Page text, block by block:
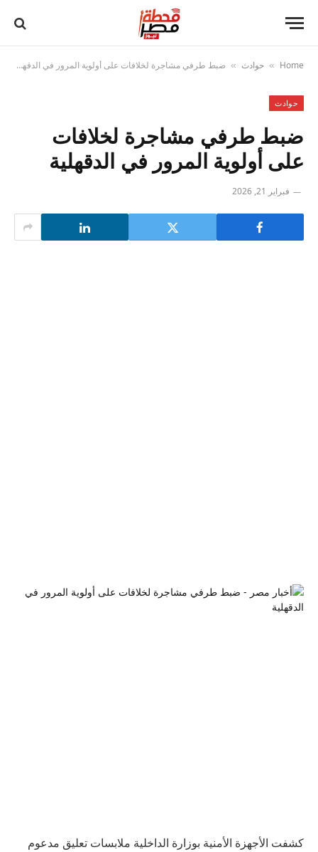
Home
» حوادث » ضبط طرفي مشاجرة لخلافات على أولوية المرور في الدقهلية
حوادث
ضبط طرفي مشاجرة لخلافات
على أولوية المرور في الدقهلية
فبراير 21, 2026
كشفت الأجهزة الأمنية بوزارة الداخلية ملابسات تعليق مدعوم